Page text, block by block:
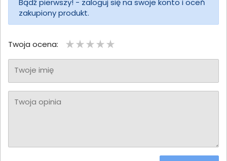
Bądź pierwszy! - zaloguj się na swoje konto i oceń
zakupiony produkt.
Twoja ocena:
Twoje imię
Twoja opinia